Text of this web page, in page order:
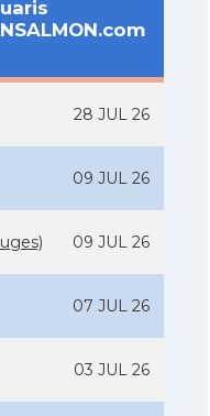
28 JUL 26
09 JUL 26
09 JUL 26
07 JUL 26
03 JUL 26